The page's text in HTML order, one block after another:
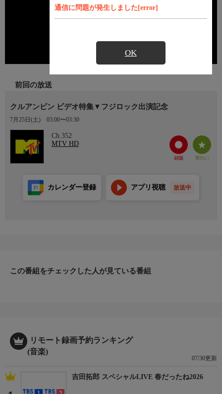
通信に問題が発生しました[error]
OK
前回の放送
クルアンビン ビデオ特集▼フジロック出演記念
7月25日(土) 03:00〜03:30
Ch.352
MTV HD
カレンダー登録 アプリ視聴 放送中
この番組をチェックした人が見ている番組
リモート録画予約ランキング
(音楽)
07/30更新
吉田拓郎 スペシャルLIVE 春だったね2026